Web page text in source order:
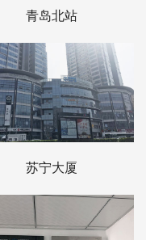
青岛北站
苏宁大厦